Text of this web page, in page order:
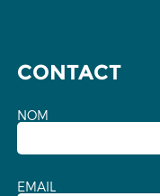
CONTACT
NOM
EMAIL